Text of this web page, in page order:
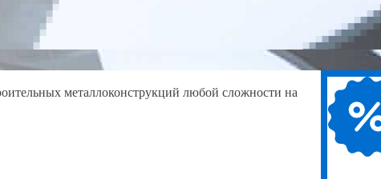
металлоконструкций любой сложности на